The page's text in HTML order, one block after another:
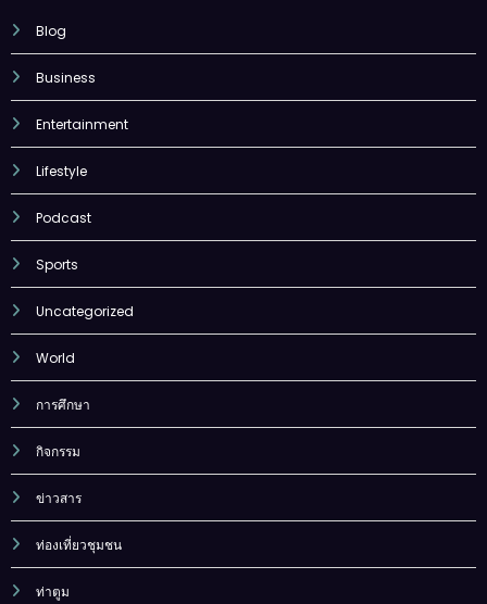
Blog
Business
Entertainment
Lifestyle
Podcast
Sports
Uncategorized
World
การศึกษา
กิจกรรม
ข่าวสาร
ท่องเที่ยวชุมชน
ท่าตูม